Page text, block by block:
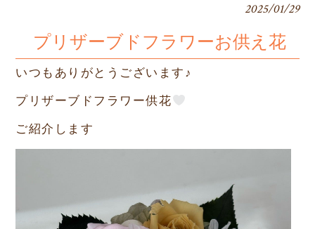
2025/01/29
プリザーブドフラワーお供え花
いつもありがとうございます♪
プリザーブドフラワー供花
ご紹介します